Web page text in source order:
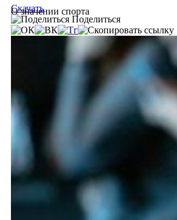
О значении спорта
Скачать
Поделиться